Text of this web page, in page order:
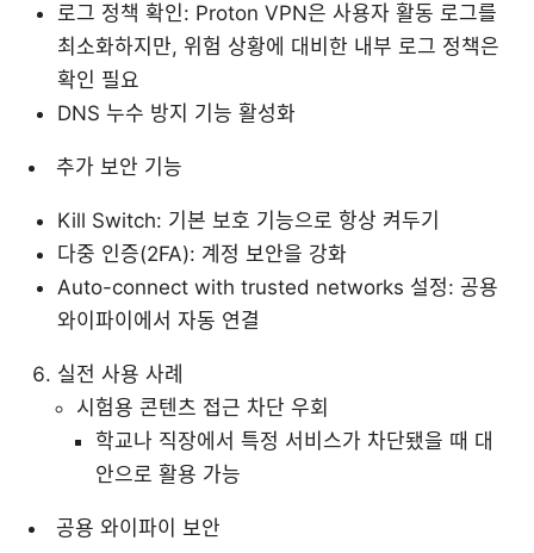
로그 정책 확인: Proton VPN은 사용자 활동 로그를
최소화하지만, 위험 상황에 대비한 내부 로그 정책은
확인 필요
DNS 누수 방지 기능 활성화
추가 보안 기능
Kill Switch: 기본 보호 기능으로 항상 켜두기
다중 인증(2FA): 계정 보안을 강화
Auto-connect with trusted networks 설정: 공용
와이파이에서 자동 연결
실전 사용 사례
시험용 콘텐츠 접근 차단 우회
학교나 직장에서 특정 서비스가 차단됐을 때 대
안으로 활용 가능
공용 와이파이 보안